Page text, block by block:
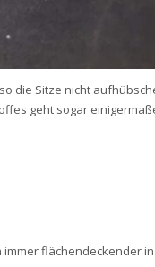
die Sitze nicht
geht sogar
flächendeckender